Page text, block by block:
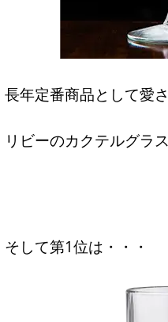
長年定番商品として愛
リビーのカクテルグラ
そして第1位は・・・